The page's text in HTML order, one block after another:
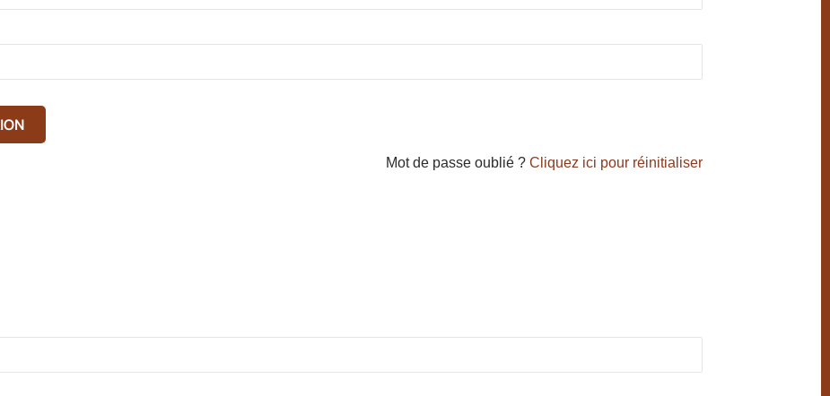
Mot de passe oublié ? Cliquez ici pour réinitialiser